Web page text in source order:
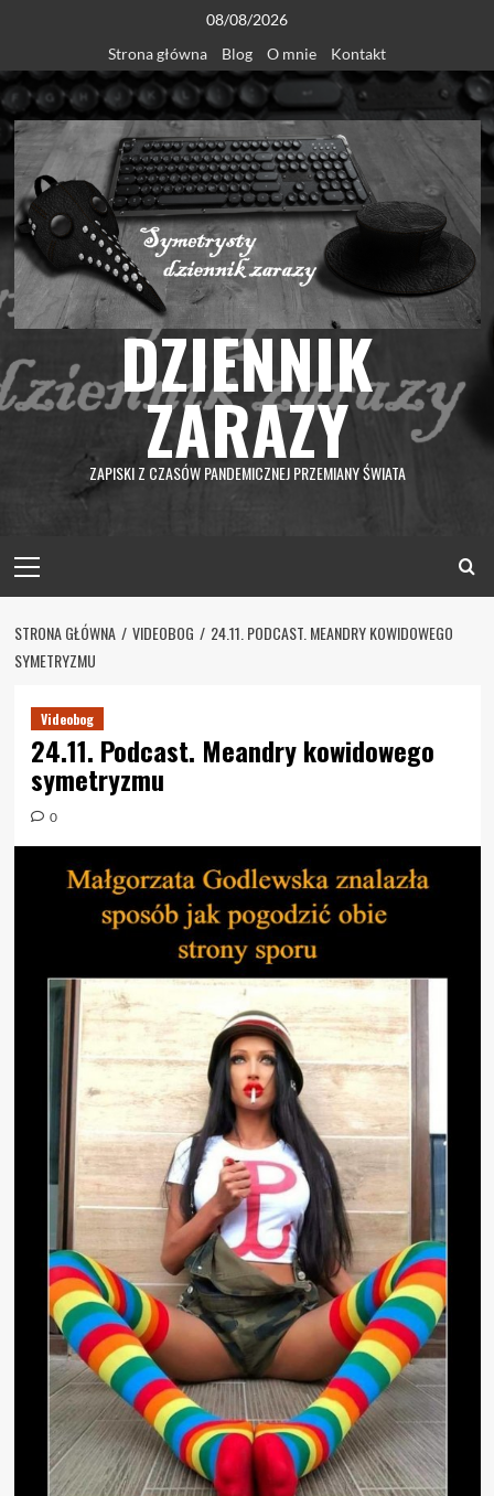
content
08/08/2026
Strona główna
Blog O mnie Kontakt
DZIENNIK
ZARAZY
ZAPISKI Z CZASÓW PANDEMICZNEJ PRZEMIANY ŚWIATA
Menu
STRONA GŁÓWNA VIDEOBOG
24.11. PODCAST. MEANDRY KOWIDOWEGO
SYMETRYZMU
Videobog
24.11. Podcast. Meandry kowidowego
symetryzmu
0